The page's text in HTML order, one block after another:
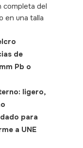
completa del
en una talla
de
Pb o
ligero,
para
a UNE